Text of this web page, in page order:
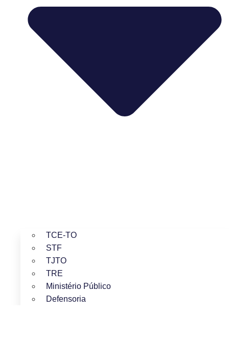
TCE-TO
STF
TJTO
TRE
Ministério Público
Defensoria